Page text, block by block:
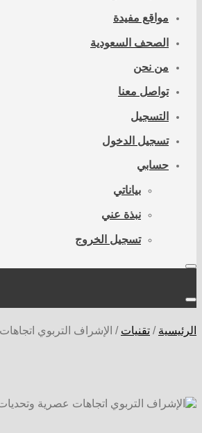
مواقع مفيدة
الصحف السعودية
من نحن
تواصل معنا
التسجيل
تسجيل الدخول
حسابي
بياناتي
نبذة عني
تسجيل الخروج
الرئيسية / تقنيات / الإشراف التربوي